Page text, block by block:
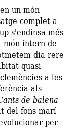
un món
complet a
s'endinsa més
intern de
dia rere
quasi
a les
als
de balena
del fons marí
per